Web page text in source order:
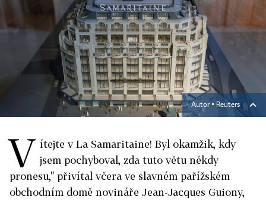
Autor ▪ Reuters
V ítejte v La Samaritaine! Byl okamžik, kdy
jsem pochyboval, zda tuto větu někdy
pronesu," přivítal včera ve slavném pařížském
obchodním domě novináře Jean­-Jacques Guiony,